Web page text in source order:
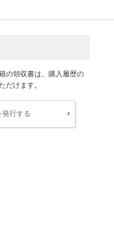
の領収書は、購入履歴の
だけます。
発行する